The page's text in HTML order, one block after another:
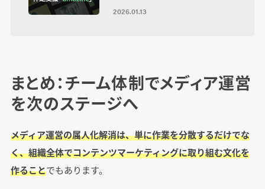
2026.01.13
まとめ：チーム体制でメディア運営
を次のステージへ
メディア運営の属人化解消は、単に作業を分散するだけでな
く、組織全体でコンテンツマーケティングに取り組む文化を
作ることでもあります。